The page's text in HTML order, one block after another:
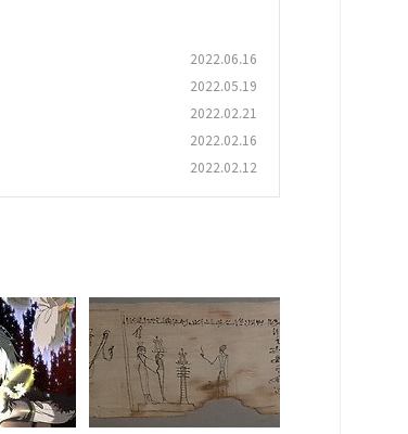
2022.06.16
2022.05.19
2022.02.21
2022.02.16
2022.02.12